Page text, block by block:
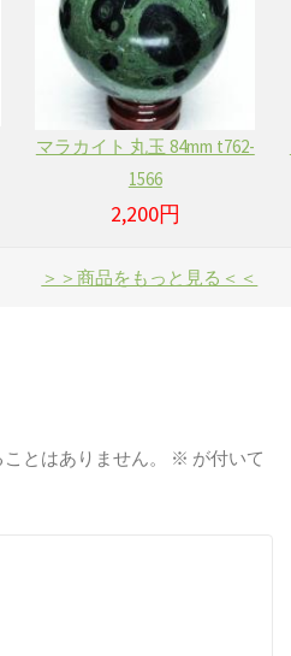
マラカイト 丸玉 84mm t762-
1566
2,200円
＞＞商品をもっと見る＜＜
とはありません。 ※ が付いて